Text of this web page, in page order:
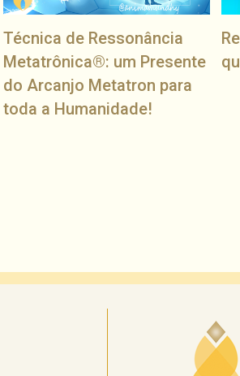
Técnica de Ressonância
Metatrônica®: um Presente
do Arcanjo Metatron para
toda a Humanidade!